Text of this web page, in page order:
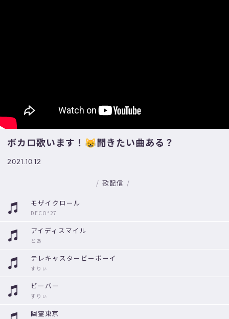
ボカロ歌います！😸聞きたい曲ある？
2021.10.12
歌配信
モザイクロール
DECO*27
アイディスマイル
とあ
テレキャスタービーボーイ
すりぃ
ビーバー
すりぃ
幽霊東京